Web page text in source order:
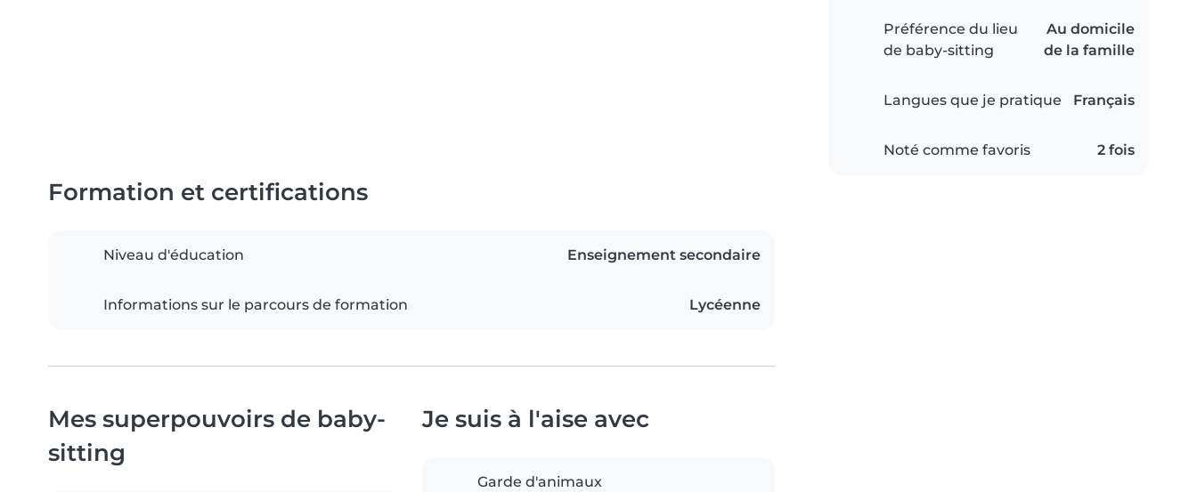
Préférence du lieu
de baby-sitting
Au domicile
de la famille
Langues que je pratique Français
Noté comme favoris 2 fois
Formation et certifications
Niveau d'éducation Enseignement secondaire
Informations sur le parcours de formation Lycéenne
Mes superpouvoirs de baby-
sitting
Je suis à l'aise avec
Garde d'animaux